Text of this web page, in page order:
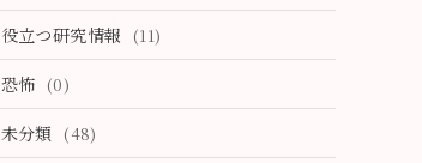
(2)
(2)
(2)
(1)
役立つ研究情報 (11)
恐怖 (0)
未分類 (48)